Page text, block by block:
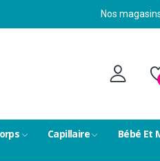
Nos
Capillaire Bébé Et